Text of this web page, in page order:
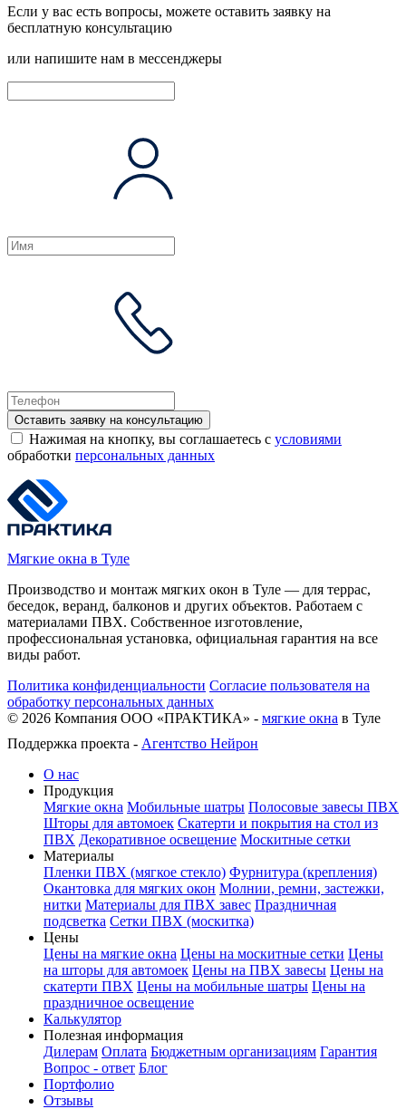
Если у вас есть вопросы, можете оставить заявку на
бесплатную консультацию
или напишите нам в мессенджеры
Оставить заявку на консультацию
Нажимая на кнопку, вы соглашаетесь с условиями
обработки персональных данных
Мягкие окна в Туле
Производство и монтаж мягких окон в Туле — для террас,
беседок, веранд, балконов и других объектов. Работаем с
материалами ПВХ. Собственное изготовление,
профессиональная установка, официальная гарантия на все
виды работ.
Политика конфиденциальности Согласие пользователя на
обработку персональных данных
© 2026 Компания ООО «ПРАКТИКА» - мягкие окна в Туле
Поддержка проекта - Агентство Нейрон
О нас
Продукция
Мягкие окна Мобильные шатры Полосовые завесы ПВХ
Шторы для автомоек Скатерти и покрытия на стол из
ПВХ Декоративное освещение Москитные сетки
Материалы
Пленки ПВХ (мягкое стекло) Фурнитура (крепления)
Окантовка для мягких окон Молнии, ремни, застежки,
нитки Материалы для ПВХ завес Праздничная
подсветка Сетки ПВХ (москитка)
Цены
Цены на мягкие окна Цены на москитные сетки Цены
на шторы для автомоек Цены на ПВХ завесы Цены на
скатерти ПВХ Цены на мобильные шатры Цены на
праздничное освещение
Калькулятор
Полезная информация
Дилерам Оплата Бюджетным организациям Гарантия
Вопрос - ответ Блог
Портфолио
Отзывы